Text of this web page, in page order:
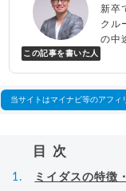
この記事を書いた人
新卒
クル
の中
べら
当サイトはマイナビ等のアフィ
目次
ミイダスの特徴